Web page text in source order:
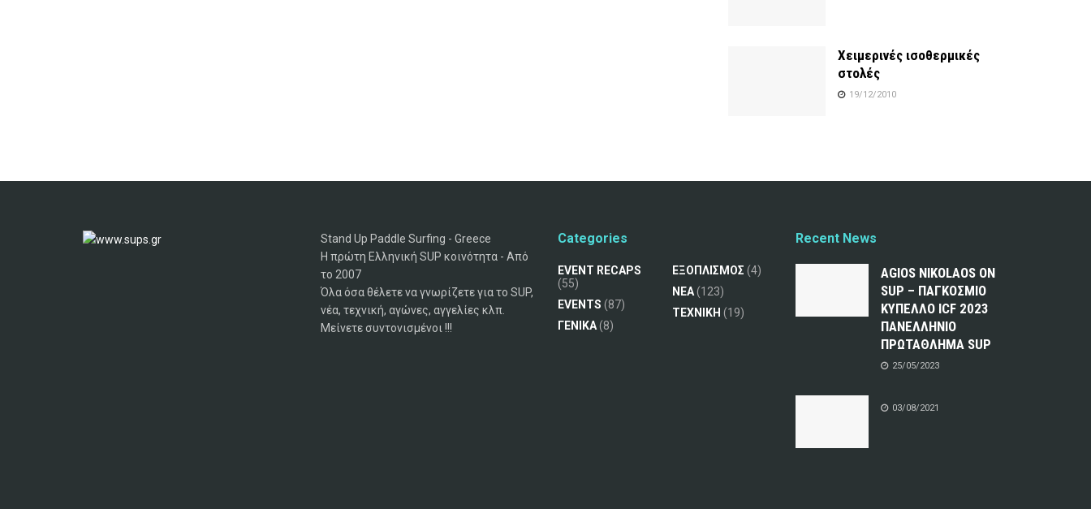
Χειμερινές ισοθερμικές
στολές
19/12/2010
Stand Up Paddle Surfing - Greece
Η πρώτη Ελληνική SUP κοινότητα - Από
το 2007
Όλα όσα θέλετε να γνωρίζετε για το SUP,
νέα, τεχνική, αγώνες, αγγελίες κλπ.
Μείνετε συντονισμένοι !!!
Categories
EVENT RECAPS
(55)
EVENTS (87)
ΓΕΝΙΚΑ(8)
ΕΞΟΠΛΙΣΜΟΣ (4)
ΝΕΑ(123)
ΤΕΧΝΙΚΗ (19)
Recent News
AGIOS NIKOLAOS ON
SUP – ΠΑΓΚΟΣΜΙΟ
ΚΥΠΕΛΛΟ ICF 2023
ΠΑΝΕΛΛΗΝΙΟ
ΠΡΩΤΑΘΛΗΜΑ SUP
25/05/2023
03/08/2021